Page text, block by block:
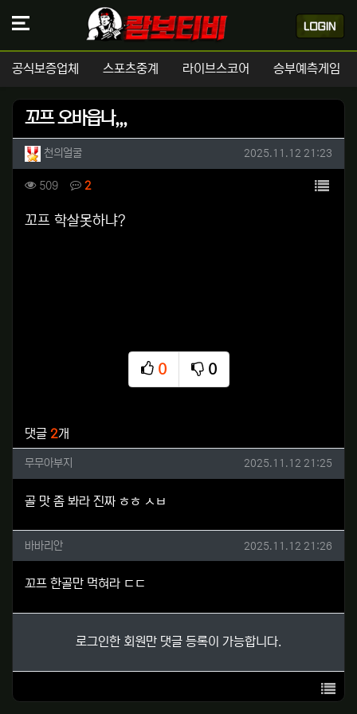
공식보증업체 스포츠중계 라이브스코어 승부예측게임
꼬프 오바읍나,,,
작성자 정보
천의얼굴작성 작성일
2025.11.12 21:23
컨텐츠 정보
509조회 2댓글 목록
본문
꼬프 학살못하냐?
0
추천
0
비추천
댓글 2개
무무아부지님의 댓글
무무아부지 작성일
2025.11.12 21:25
골 맛 좀 봐라 진짜 ㅎㅎ ㅅㅂ
바바리안님의 댓글
바바리안 작성일
2025.11.12 21:26
꼬프 한골만 먹혀라 ㄷㄷ
로그인한 회원만 댓글 등록이 가능합니다.
목록